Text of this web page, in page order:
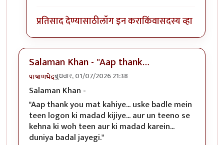
प्रतिसाद देण्यासाठीलॉग इन कराकिंवासदस्य व्हा
Salaman Khan - "Aap thank…
पाषाणभेदबुधवार, 01/07/2026 21:38
Salaman Khan -
"Aap thank you mat kahiye... uske badle mein
teen logon ki madad kijiye... aur un teeno se
kehna ki woh teen aur ki madad karein...
duniya badal jayegi."